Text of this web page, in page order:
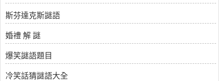
斯芬達克斯謎語
婚禮 解 謎
爆笑謎語題目
冷笑話猜謎語大全